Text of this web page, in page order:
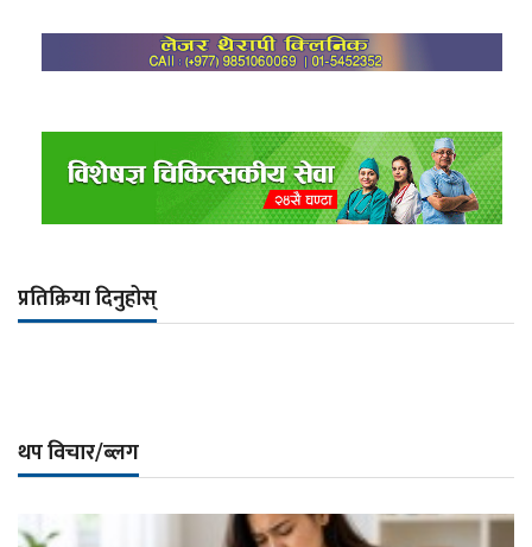
प्रतिक्रिया दिनुहोस्
थप विचार/ब्लग